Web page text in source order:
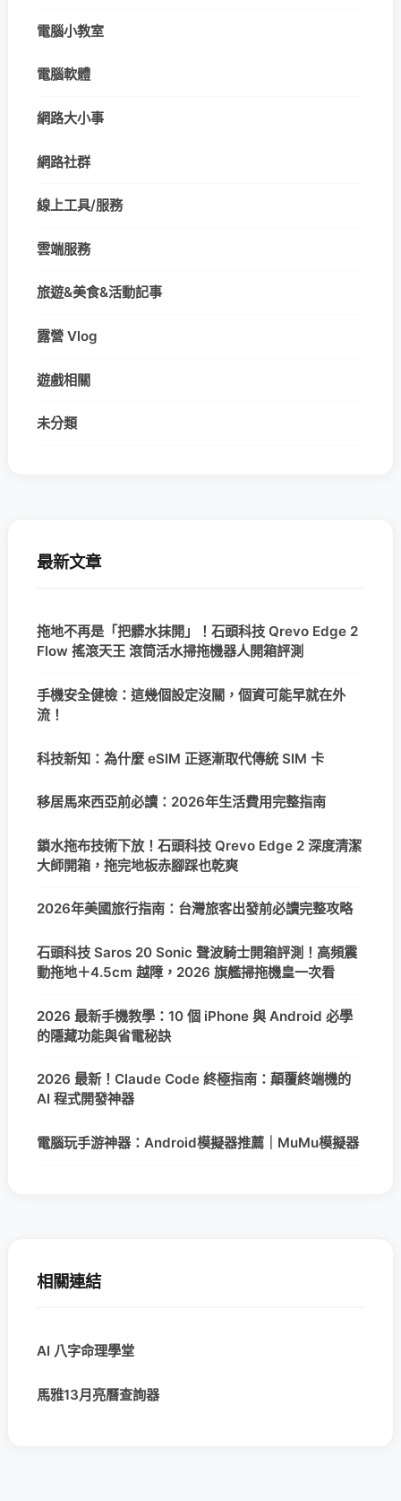
電腦小教室
電腦軟體
網路大小事
網路社群
線上工具/服務
雲端服務
旅遊&美食&活動記事
露營 Vlog
遊戲相關
未分類
最新文章
拖地不再是「把髒水抹開」！石頭科技 Qrevo Edge 2
Flow 搖滾天王 滾筒活水掃拖機器人開箱評測
手機安全健檢：這幾個設定沒關，個資可能早就在外
流！
科技新知：為什麼 eSIM 正逐漸取代傳統 SIM 卡
移居馬來西亞前必讀：2026年生活費用完整指南
鎖水拖布技術下放！石頭科技 Qrevo Edge 2 深度清潔
大師開箱，拖完地板赤腳踩也乾爽
2026年美國旅行指南：台灣旅客出發前必讀完整攻略
石頭科技 Saros 20 Sonic 聲波騎士開箱評測！高頻震
動拖地＋4.5cm 越障，2026 旗艦掃拖機皇一次看
2026 最新手機教學：10 個 iPhone 與 Android 必學
的隱藏功能與省電秘訣
2026 最新！Claude Code 終極指南：顛覆終端機的
AI 程式開發神器
電腦玩手游神器：Android模擬器推薦｜MuMu模擬器
相關連結
AI 八字命理學堂
馬雅13月亮曆查詢器